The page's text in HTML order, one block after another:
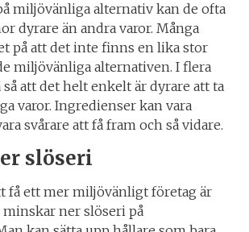
miljövänliga alternativ kan de ofta
dyrare än andra varor. Många
på att det inte finns en lika stor
miljövänliga alternativen. I flera
så att det helt enkelt är dyrare att ta
varor. Ingredienser kan vara
svårare att få fram och så vidare.
slöseri
få ett mer miljövänligt företag är
ner slöseri på